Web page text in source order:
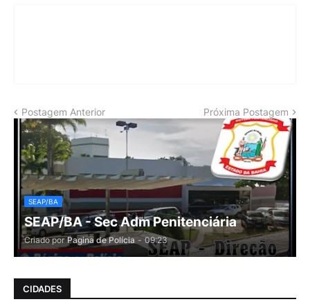
Postagem Anterior Próxima Postagem
SEAP/BA
SEAP/BA - Sec Adm Penitenciária
Criado por Pagina de Polícia - 09:23
CIDADES